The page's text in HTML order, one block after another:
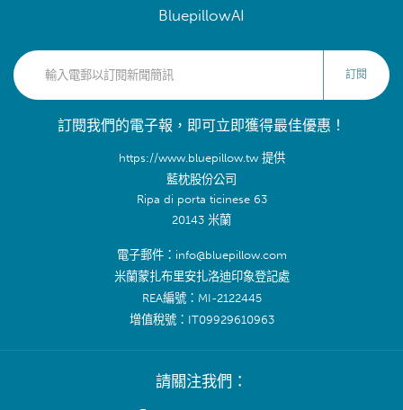
BluepillowAI
訂閱
訂閱我們的電子報，即可立即獲得最佳優惠！
https://www.bluepillow.tw 提供
藍枕股份公司
Ripa di porta ticinese 63
20143 米蘭
電子郵件：info@bluepillow.com
米蘭蒙扎布里安扎洛迪印象登記處
REA編號：MI-2122445
增值稅號：IT09929610963
請關注我們：